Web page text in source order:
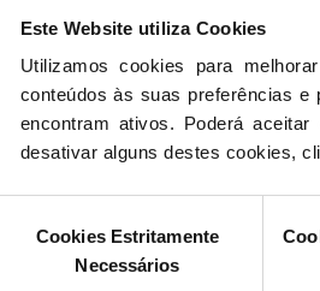
Este Website utiliza Cookies
Utilizamos cookies para
conteúdos às suas preferências
encontram ativos. Poderá
desativar alguns destes cookies,
consentimento
Cookies Estritamente
Necessários